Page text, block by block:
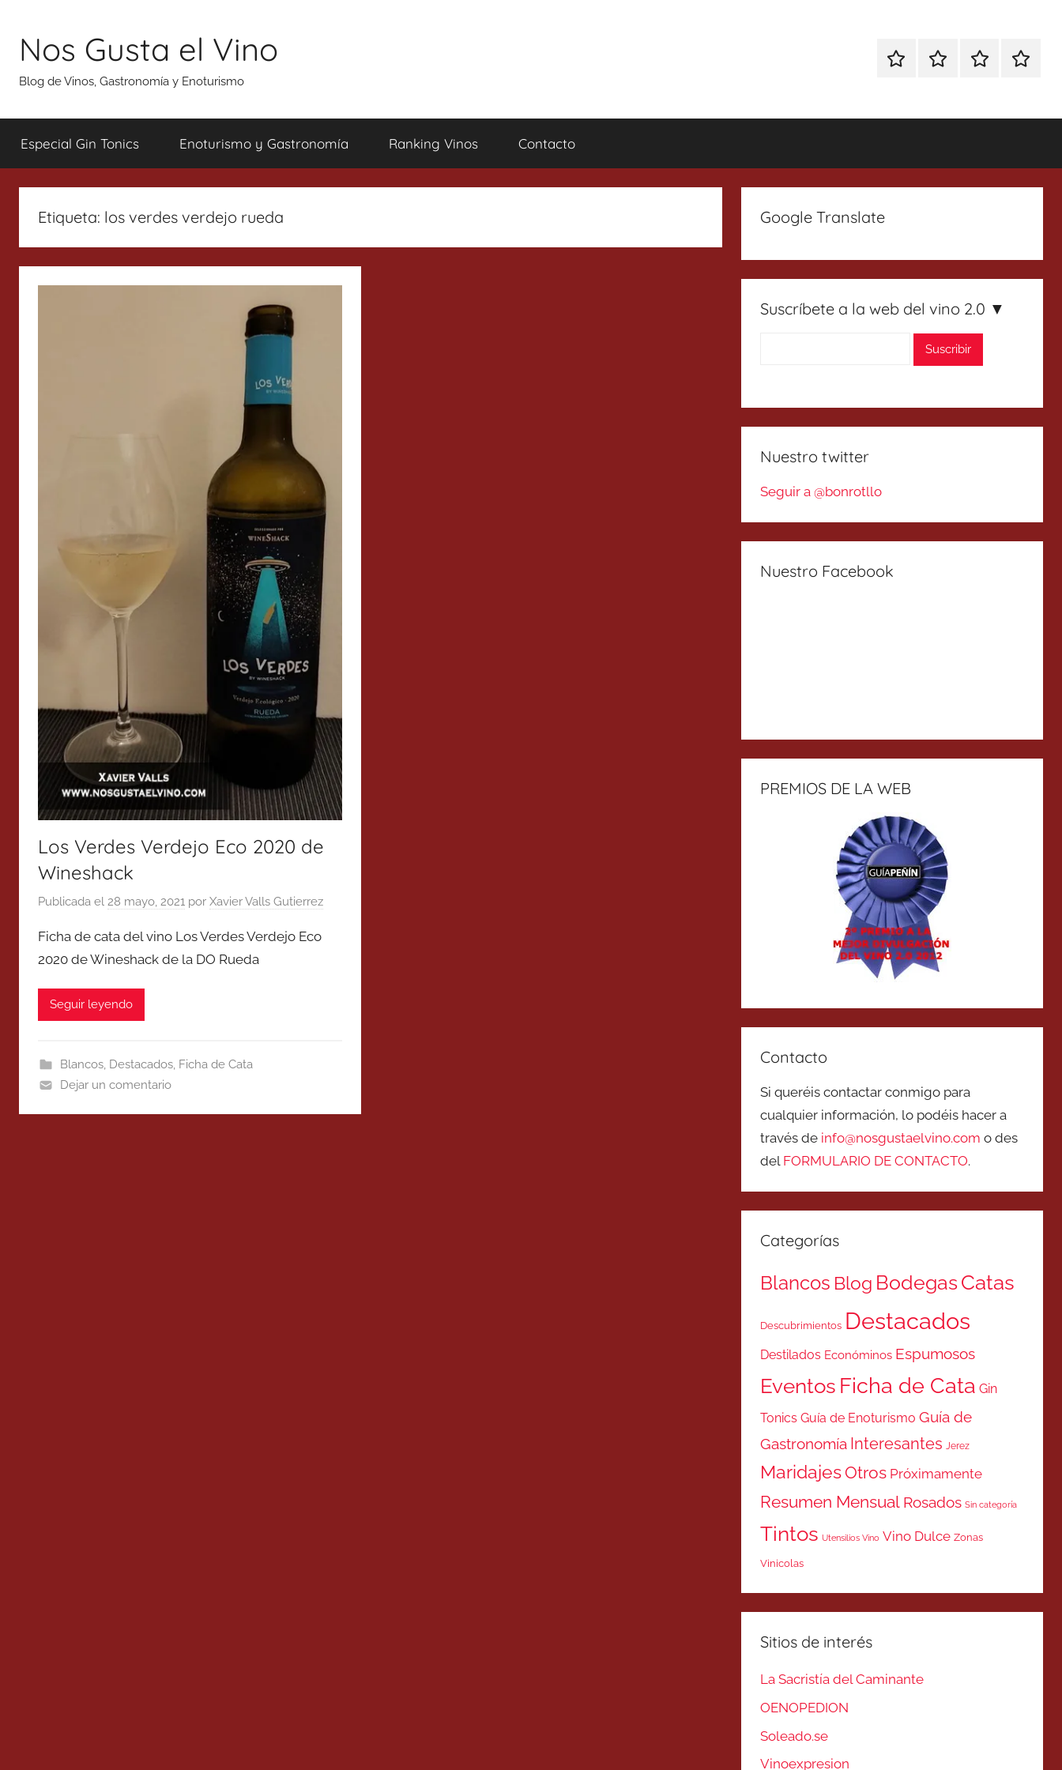
contenido
Nos Gusta el Vino
Blog de Vinos, Gastronomía y Enoturismo
EspecialEnoturismoRanking
Especial Gin Tonics Enoturismo y Gastronomía Ranking Vinos Contacto
Etiqueta: los verdes verdejo rueda
Los Verdes Verdejo Eco 2020 de
Wineshack
Publicada el 28 mayo, 2021 por Xavier Valls Gutierrez
Ficha de cata del vino Los Verdes Verdejo Eco
2020 de Wineshack de la DO Rueda
Seguir leyendo
Blancos, Destacados, Ficha de Cata
Dejar un comentario
Google Translate
Suscríbete a la web del vino 2.0 ▼
Nuestro twitter
Seguir a @bonrotllo
Nuestro Facebook
PREMIOS DE LA WEB
Contacto
Si queréis contactar conmigo para
cualquier información, lo podéis hacer a
través de info@nosgustaelvino.com o des
del FORMULARIO DE CONTACTO.
Categorías
Blancos Blog BodegasCatas
Descubrimientos Destacados
Destilados Económinos Espumosos
Eventos Ficha de Cata Gin
Tonics Guía de Enoturismo Guía de
Gastronomía Interesantes Jerez
MaridajesOtros Próximamente
Resumen Mensual Rosados Sin categoría
Tintos Utensilios Vino Vino Dulce Zonas
Vinicolas
Sitios de interés
La Sacristía del Caminante
OENOPEDION
Soleado.se
Vinoexpresion